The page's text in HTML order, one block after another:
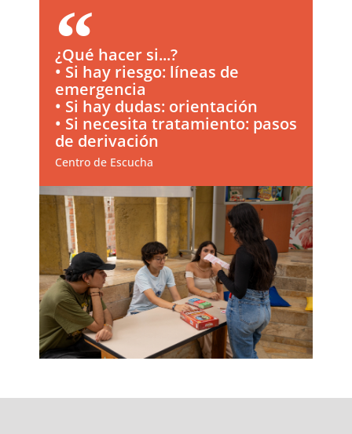
¿Qué hacer si...?
• Si hay riesgo: líneas de
emergencia
• Si hay dudas: orientación
• Si necesita tratamiento: pasos
de derivación
Centro de Escucha